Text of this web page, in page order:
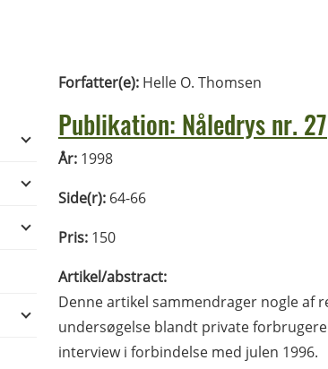
Forfatter(e): Helle O. Thomsen
Publikation: Nåledrys nr. 27
År: 1998
Side(r): 64-66
Pris: 150
Artikel/abstract:
Denne artikel sammendrager nogle af
undersøgelse blandt private
interview i forbindelse med julen 1996.